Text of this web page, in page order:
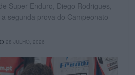
Super Enduro, Diego Rodrigues,
segunda prova do Campeonato
28 JULHO, 2026